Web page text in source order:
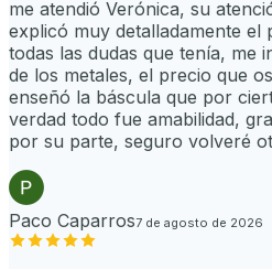
me atendió Verónica, su
explicó muy detalladamente el
todas las dudas que tenía, me
de los metales, el precio que
enseñó la báscula que por
verdad todo fue amabilidad,
por su parte, seguro volveré
Paco Caparros7 de agosto de 2026